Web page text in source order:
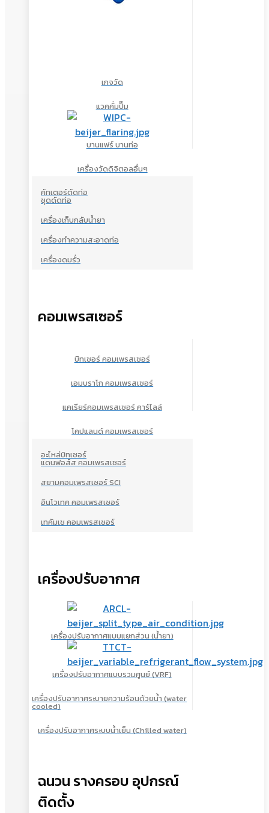
เกจวัด
แวคคั่มปั๊ม
บานแฟร์ บานท่อ
เครื่องวัดดิจิตอลอื่นๆ
คัทเตอร์ตัดท่อ
ชุดดัดท่อ
เครื่องเก็บกลับน้ำยา
เครื่องทำความสะอาดท่อ
เครื่องดมรั่ว
คอมเพรสเซอร์
บิทเซอร์ คอมเพรสเซอร์
เอมบราโก คอมเพรสเซอร์
แคเรียร์คอมเพรสเซอร์ คาร์ไลล์
โคปแลนด์ คอมเพรสเซอร์
อะไหล่บิทเซอร์
แดนฟอส์ส คอมเพรสเซอร์
สยามคอมเพรสเซอร์ SCI
อินโวเทค คอมเพรสเซอร์
เทคัมเช คอมเพรสเซอร์
เครื่องปรับอากาศ
เครื่องปรับอากาศแบบแยกส่วน (น้ำยา)
เครื่องปรับอากาศแบบรวมศูนย์ (VRF)
เครื่องปรับอากาศระบายความร้อนด้วยน้ำ (water
cooled)
เครื่องปรับอากาศระบบน้ำเย็น (Chilled water)
ฉนวน รางครอบ อุปกรณ์
ติดตั้ง